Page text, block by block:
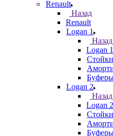
Renault
Назад
Renault
Logan 1
Назад
Logan 1
Logan 2
Назад
Logan 2